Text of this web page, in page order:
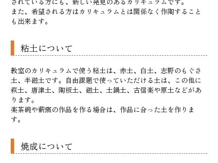
また、希望される方はカリキュラムとは関係なく作陶すること
も出来ます。
粘土について
教室のカリキュラムで使う粘土は、赤土、白土、志野のもぐさ
土、半磁土です。自由課題で使っていただける土は、この他に
萩土、唐津土、陶板土、磁土、土鍋土、古信楽や原土などがあ
ります。
楽茶碗や薪窯の作品を作る場合は、作品に合った土を作りま
す。
焼成について